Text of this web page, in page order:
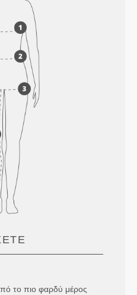
το πιο φαρδύ μέρος